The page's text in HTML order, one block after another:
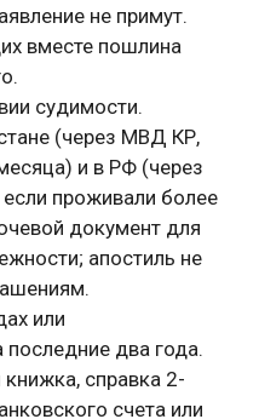
не примут.
вместе пошлина
судимости.
(через МВД КР,
и в РФ (через
проживали более
документ для
апостиль не
или
последние два года.
справка 2-
счета или